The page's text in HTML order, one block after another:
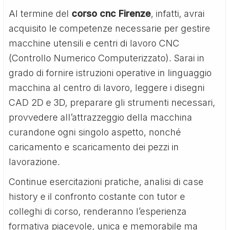
Al termine del corso cnc Firenze, infatti, avrai
acquisito le competenze necessarie per gestire
macchine utensili e centri di lavoro CNC
(Controllo Numerico Computerizzato). Sarai in
grado di fornire istruzioni operative in linguaggio
macchina al centro di lavoro, leggere i disegni
CAD 2D e 3D, preparare gli strumenti necessari,
provvedere all’attrazzeggio della macchina
curandone ogni singolo aspetto, nonché
caricamento e scaricamento dei pezzi in
lavorazione.
Continue esercitazioni pratiche, analisi di case
history e il confronto costante con tutor e
colleghi di corso, renderanno l’esperienza
formativa piacevole, unica e memorabile ma